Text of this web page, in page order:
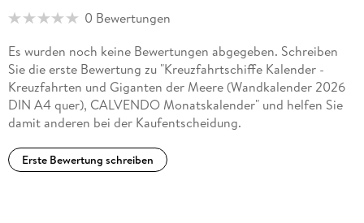
0 Bewertungen
Es wurden noch keine Bewertungen abgegeben. Schreiben
Sie die erste Bewertung zu "Kreuzfahrtschiffe Kalender -
Kreuzfahrten und Giganten der Meere (Wandkalender 2026
DIN A4 quer), CALVENDO Monatskalender" und helfen Sie
damit anderen bei der Kaufentscheidung.
Erste Bewertung schreiben